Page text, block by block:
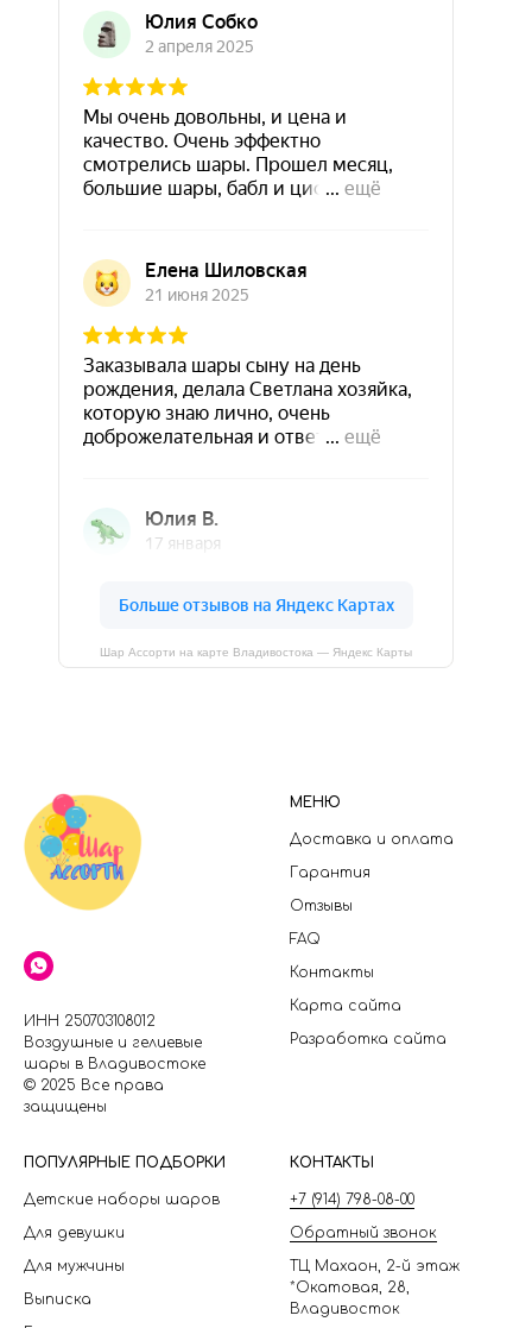
Шар Ассорти на карте Владивостока — Яндекс Карты
ИНН 250703108012
Воздушные и гелиевые
шары в Владивостоке
© 2025 Все права
защищены
МЕНЮ
Доставка и оплата
Гарантия
Отзывы
FAQ
Контакты
Карта сайта
Разработка сайта
ПОПУЛЯРНЫЕ ПОДБОРКИ
Детские наборы шаров
Для девушки
Для мужчины
Выписка
КОНТАКТЫ
+7 (914) 798-08-00
Обратный звонок
ТЦ Махаон, 2-й этаж
*Окатовая, 28,
Владивосток